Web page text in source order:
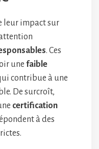
leur impact sur
. Ces
une faible
contribue à une
De surcroît,
certification
à des